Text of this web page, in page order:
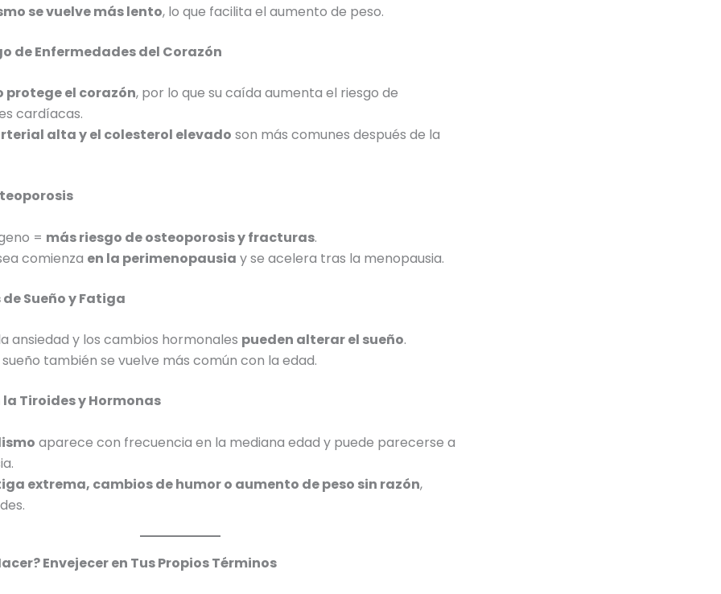
se vuelve más lento, lo que facilita el aumento de peso.
de Enfermedades del Corazón
protege el corazón, por lo que su caída aumenta el riesgo de
cardíacas.
alta y el colesterol elevado son más comunes después de la
= más riesgo de osteoporosis y fracturas.
comienza en la perimenopausia y se acelera tras la menopausia.
Sueño y Fatiga
ansiedad y los cambios hormonales pueden alterar el sueño.
también se vuelve más común con la edad.
Tiroides y Hormonas
aparece con frecuencia en la mediana edad y puede parecerse a
extrema, cambios de humor o aumento de peso sin razón,
Envejecer en Tus Propios Términos